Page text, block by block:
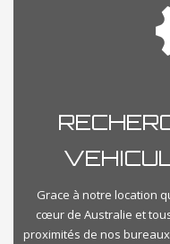
Grace à notre location
cœur de Australie et
proximités de nos